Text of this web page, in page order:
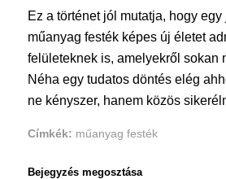
Ez a történet jól mutatja, hogy
műanyag festék képes új életet
felületeknek is, amelyekről sokan
Néha egy tudatos döntés elég
ne kényszer, hanem közös
Címkék: műanyag festék
Bejegyzés megosztása